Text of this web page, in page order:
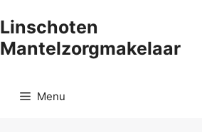
Linschoten
Mantelzorgmakelaar
Menu